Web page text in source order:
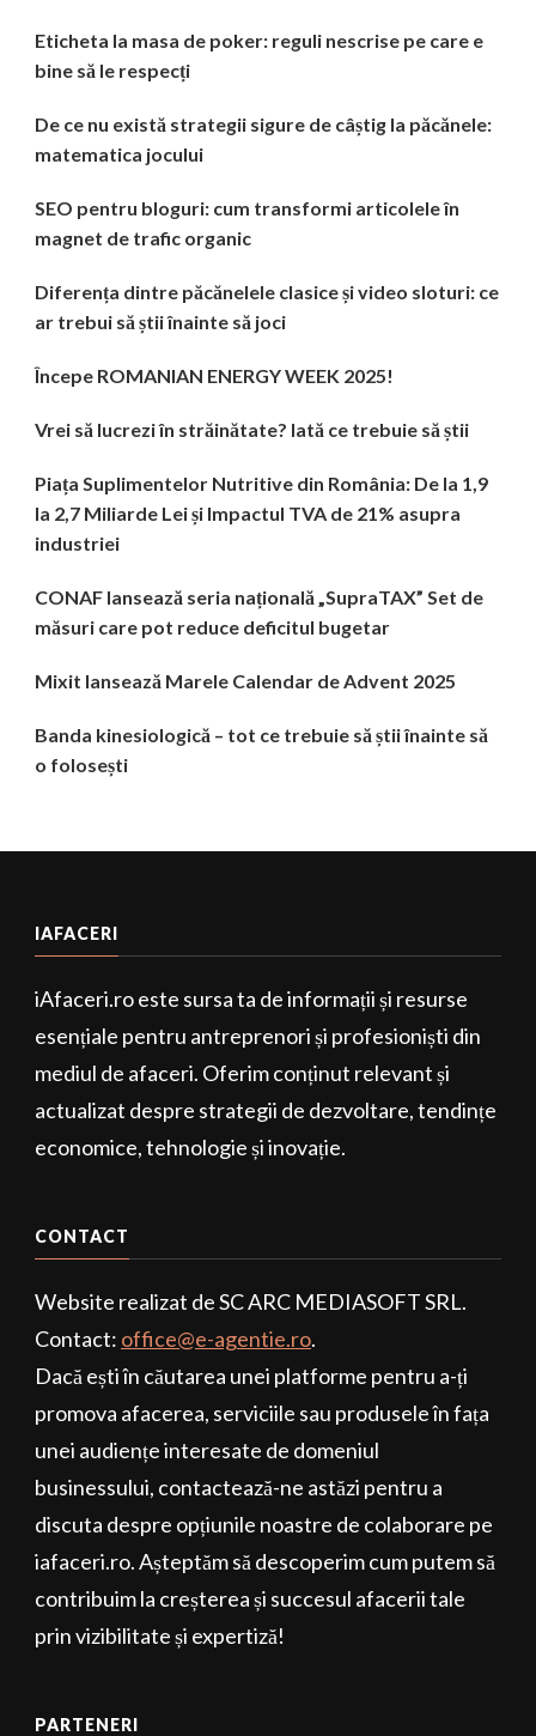
Eticheta la masa de poker: reguli nescrise pe care e
bine să le respecți
De ce nu există strategii sigure de câștig la păcănele:
matematica jocului
SEO pentru bloguri: cum transformi articolele în
magnet de trafic organic
Diferența dintre păcănelele clasice și video sloturi: ce
ar trebui să știi înainte să joci
Începe ROMANIAN ENERGY WEEK 2025!
Vrei să lucrezi în străinătate? Iată ce trebuie să știi
Piața Suplimentelor Nutritive din România: De la 1,9
la 2,7 Miliarde Lei și Impactul TVA de 21% asupra
industriei
CONAF lansează seria națională „SupraTAX” Set de
măsuri care pot reduce deficitul bugetar
Mixit lansează Marele Calendar de Advent 2025
Banda kinesiologică – tot ce trebuie să știi înainte să
o folosești
IAFACERI
iAfaceri.ro este sursa ta de informații și resurse
esențiale pentru antreprenori și profesioniști din
mediul de afaceri. Oferim conținut relevant și
actualizat despre strategii de dezvoltare, tendințe
economice, tehnologie și inovație.
CONTACT
Website realizat de SC ARC MEDIASOFT SRL.
Contact: office@e-agentie.ro.
Dacă ești în căutarea unei platforme pentru a-ți
promova afacerea, serviciile sau produsele în fața
unei audiențe interesate de domeniul
businessului, contactează-ne astăzi pentru a
discuta despre opțiunile noastre de colaborare pe
iafaceri.ro. Așteptăm să descoperim cum putem să
contribuim la creșterea și succesul afacerii tale
prin vizibilitate și expertiză!
PARTENERI